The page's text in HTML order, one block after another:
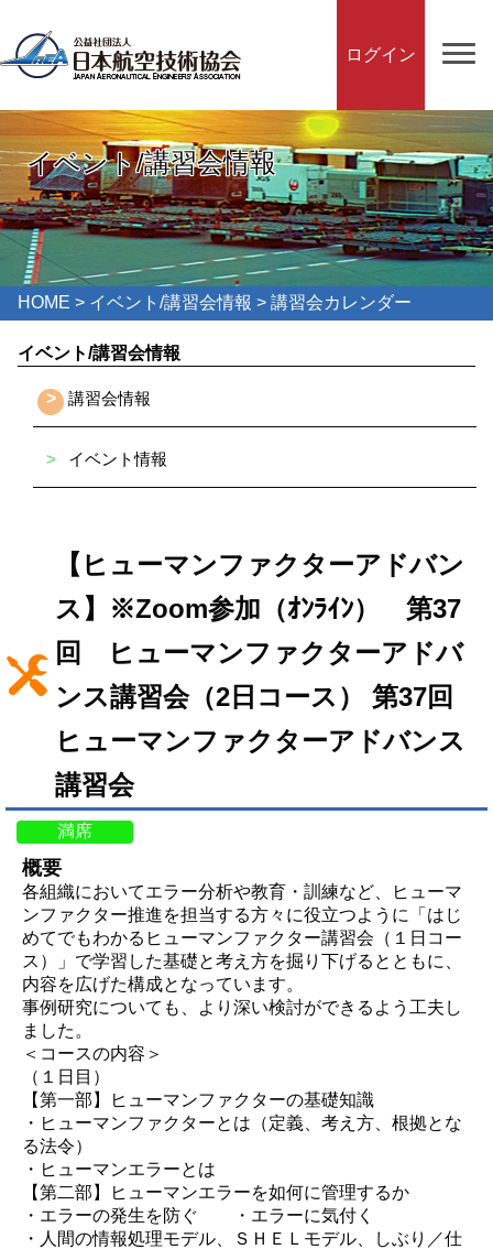
ログイン
イベント/講習会情報
HOME > イベント/講習会情報 > 講習会カレンダー
イベント/講習会情報
> 講習会情報
> イベント情報
【ヒューマンファクターアドバン
ス】※Zoom参加（ｵﾝﾗｲﾝ） 第37
回 ヒューマンファクターアドバ
ンス講習会（2日コース） 第37回
ヒューマンファクターアドバンス
講習会
満席
概要
各組織においてエラー分析や教育・訓練など、ヒューマ
ンファクター推進を担当する方々に役立つように「はじ
めてでもわかるヒューマンファクター講習会（１日コー
ス）」で学習した基礎と考え方を掘り下げるとともに、
内容を広げた構成となっています。
事例研究についても、より深い検討ができるよう工夫し
ました。
＜コースの内容＞
（１日目）
【第一部】ヒューマンファクターの基礎知識
・ヒューマンファクターとは（定義、考え方、根拠とな
る法令）
・ヒューマンエラーとは
【第二部】ヒューマンエラーを如何に管理するか
・エラーの発生を防ぐ ・エラーに気付く
・人間の情報処理モデル、ＳＨＥＬモデル、しぶり／仕